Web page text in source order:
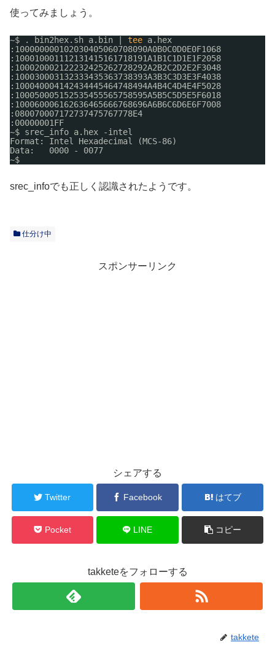
使ってみましょう。
~$ . bin2hex.sh a.bin | tee a.hex
:100000000102030405060708090A0B0C0D0E0F1068
:100010001112131415161718191A1B1C1D1E1F2058
:100020002122232425262728292A2B2C2D2E2F3048
:100030003132333435363738393A3B3C3D3E3F4038
:100040004142434445464748494A4B4C4D4E4F5028
:100050005152535455565758595A5B5C5D5E5F6018
:100060006162636465666768696A6B6C6D6E6F7008
:080070007172737475767778E4
:00000001FF
~$ srec_info a.hex -intel
Format: Intel Hexadecimal (MCS-86)
Data:   0000 - 0077
~$
srec_infoでも正しく認識されたようです。
仕分け中
スポンサーリンク
シェアする
Twitter Facebook はてブ
Pocket LINE コピー
takketeをフォローする
takkete